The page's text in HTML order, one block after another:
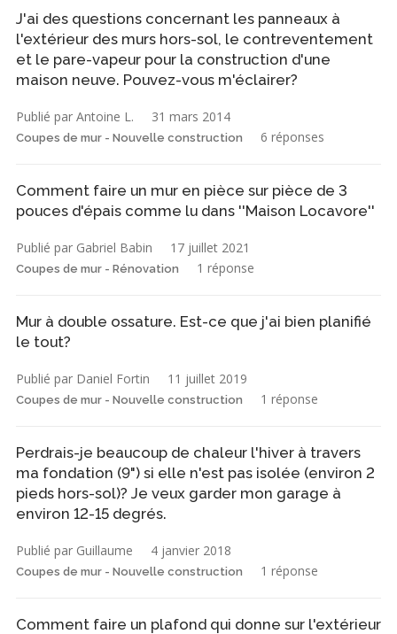
J'ai des questions concernant les panneaux à
l'extérieur des murs hors-sol, le contreventement
et le pare-vapeur pour la construction d'une
maison neuve. Pouvez-vous m'éclairer?
Publié par Antoine L. 31 mars 2014
Coupes de mur - Nouvelle construction 6 réponses
Comment faire un mur en pièce sur pièce de 3
pouces d'épais comme lu dans ''Maison Locavore''
Publié par Gabriel Babin 17 juillet 2021
Coupes de mur - Rénovation 1 réponse
Mur à double ossature. Est-ce que j'ai bien planifié
le tout?
Publié par Daniel Fortin 11 juillet 2019
Coupes de mur - Nouvelle construction 1 réponse
Perdrais-je beaucoup de chaleur l'hiver à travers
ma fondation (9") si elle n'est pas isolée (environ 2
pieds hors-sol)? Je veux garder mon garage à
environ 12-15 degrés.
Publié par Guillaume 4 janvier 2018
Coupes de mur - Nouvelle construction 1 réponse
Comment faire un plafond qui donne sur l'extérieur